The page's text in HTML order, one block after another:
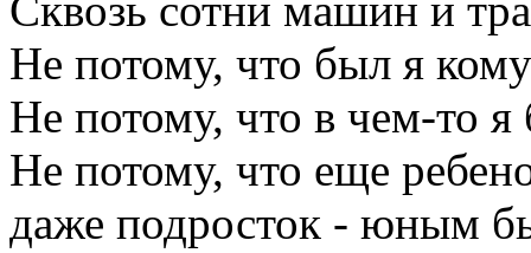
Не потому, что был я
Не потому, что в чем-то я
Не потому, что еще
даже подросток - юным